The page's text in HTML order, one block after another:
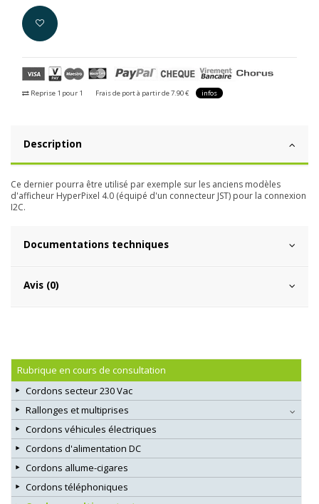
Reprise 1 pour 1 Frais de port à partir de 7.90 € infos
Description
Ce dernier pourra être utilisé par exemple sur les anciens modèles
d'afficheur HyperPixel 4.0 (équipé d'un connecteur JST) pour la connexion
I2C.
Documentations techniques
Avis (0)
Rubrique en cours de consultation
Cordons secteur 230 Vac
Rallonges et multiprises
Cordons véhicules électriques
Cordons d'alimentation DC
Cordons allume-cigares
Cordons téléphoniques